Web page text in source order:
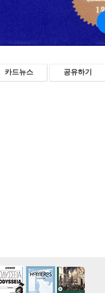
카드뉴스 공유하기